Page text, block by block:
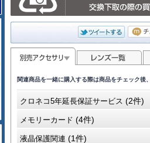
関連商品を一緒に購入する際は商品をチェック後
クロネコ5年延長保証サービス (2件)
メモリーカード (4件)
液晶保護関連 (1件)